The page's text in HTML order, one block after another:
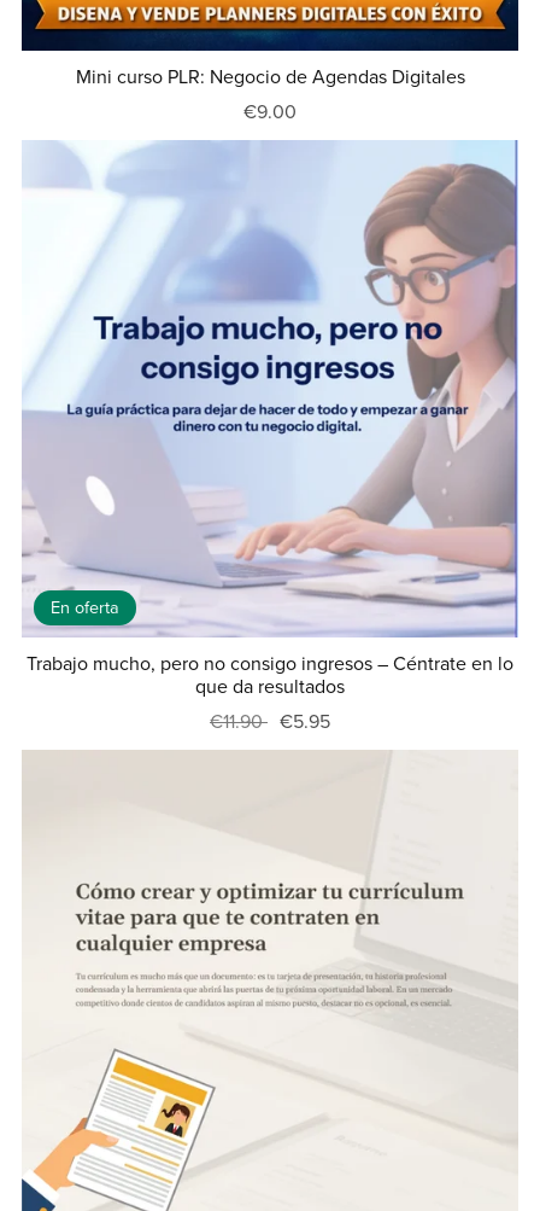
Mini curso PLR: Negocio de Agendas Digitales
€9.00
En oferta
Trabajo mucho, pero no consigo ingresos – Céntrate en lo
que da resultados
€11.90 €5.95